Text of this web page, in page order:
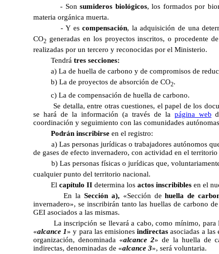
- Sonsumideros biológicos, los formados por
materia orgánica muerta.
- Y escompensación, la adquisición de una
CO2 generadas en los proyectos inscritos, o procedente
realizadas por un tercero y reconocidas por el Ministerio.
Tendrá tres secciones:
a) La de huella de carbono y de compromisos de
b) La de proyectos de absorción de CO2.
c) La de compensación de huella de carbono.
Se detalla, entre otras cuestiones, el papel de los
se hará de la información (a través de la página web
coordinación y seguimiento con las comunidades
Podrán inscribirse en el registro:
a) Las personas jurídicas o trabajadores autónomos
de gases de efecto invernadero, con actividad en el
b) Las personas físicas o jurídicas que,
cualquier punto del territorio nacional.
El capítulo II determina los actos inscribibles en el
En la Sección a), «Sección dehuella de
invernadero», se inscribirán tanto las huellas de carbono
GEI asociados a las mismas.
La inscripción se llevará a cabo, como mínimo,
«alcance 1» y para las emisionesindirectas asociadas a
organización, denominada «alcance 2» de la huella de
indirectas, denominadas de «alcance 3», será voluntaria.